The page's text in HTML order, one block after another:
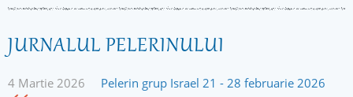
JURNALUL PELERINULUI
4 Martie 2026 Pelerin grup Israel 21 - 28 februarie 2026